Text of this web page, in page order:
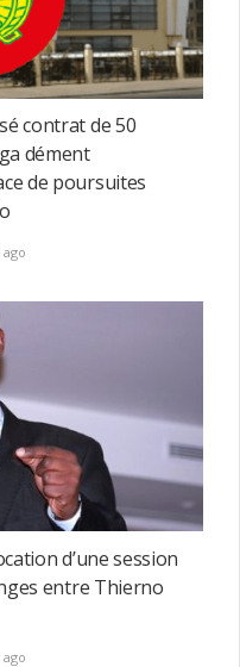
contrat de 50
dément
de poursuites
d’une session
entre Thierno